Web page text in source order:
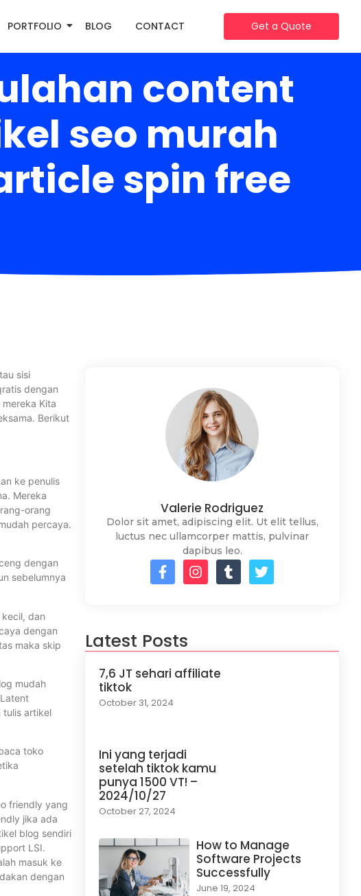
PORTFOLIO BLOG CONTACT Get a Quote
content
seo murah
spin free
sisi
dengan
Kita
Berikut
ke penulis
Mereka
orang
percaya.
dengan
sebelumnya
dan
dengan
maka skip
mudah
tulis artikel
toko
friendly yang
jika ada
blog sendiri
LSI.
masuk ke
dengan
Valerie Rodriguez
Dolor sit amet, adipiscing elit. Ut elit tellus,
luctus nec ullamcorper mattis, pulvinar
dapibus leo.
Latest Posts
7,6 JT sehari affiliate
tiktok
October 31, 2024
Ini yang terjadi
setelah tiktok kamu
punya 1500 VT! –
2024/10/27
October 27, 2024
How to Manage
Software Projects
Successfully
June 19, 2024